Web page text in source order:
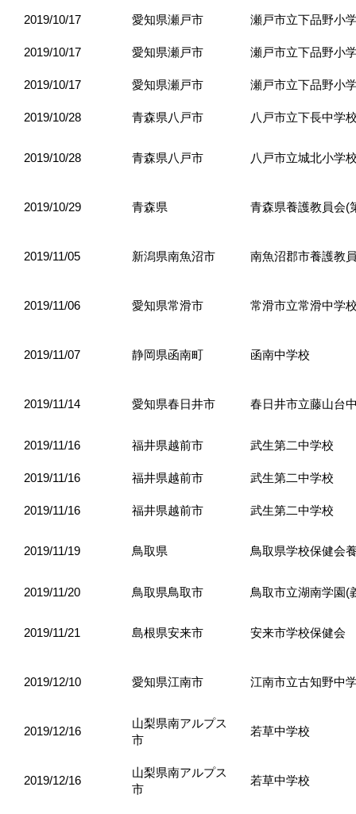
2019/10/17 愛知県瀬戸市 瀬戸市立下品野小
2019/10/17 愛知県瀬戸市 瀬戸市立下品野小
2019/10/17 愛知県瀬戸市 瀬戸市立下品野小
2019/10/28 青森県八戸市 八戸市立下長中学
2019/10/28 青森県八戸市 八戸市立城北小学
2019/10/29 青森県 青森県養護教員会(
2019/11/05 新潟県南魚沼市 南魚沼郡市養護教
2019/11/06 愛知県常滑市 常滑市立常滑中学
2019/11/07 静岡県函南町 函南中学校
2019/11/14 愛知県春日井市 春日井市立藤山台
2019/11/16 福井県越前市 武生第二中学校
2019/11/16 福井県越前市 武生第二中学校
2019/11/16 福井県越前市 武生第二中学校
2019/11/19 鳥取県 鳥取県学校保健会
2019/11/20 鳥取県鳥取市 鳥取市立湖南学園(
2019/11/21 島根県安来市 安来市学校保健会
2019/12/10 愛知県江南市 江南市立古知野中
2019/12/16
山梨県南アルプス
市
若草中学校
2019/12/16
山梨県南アルプス
市
若草中学校